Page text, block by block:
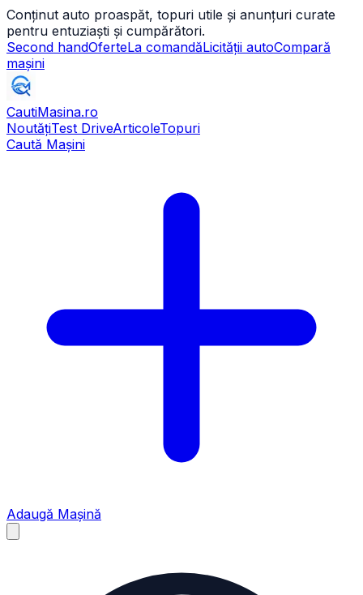
Conținut auto proaspăt, topuri utile și anunțuri curate
pentru entuziaști și cumpărători.
Second handOferteLa comandăLicității autoCompară
mașini
CautiMasina.ro
NoutățiTest DriveArticoleTopuri
Caută Mașini
Adaugă Mașină